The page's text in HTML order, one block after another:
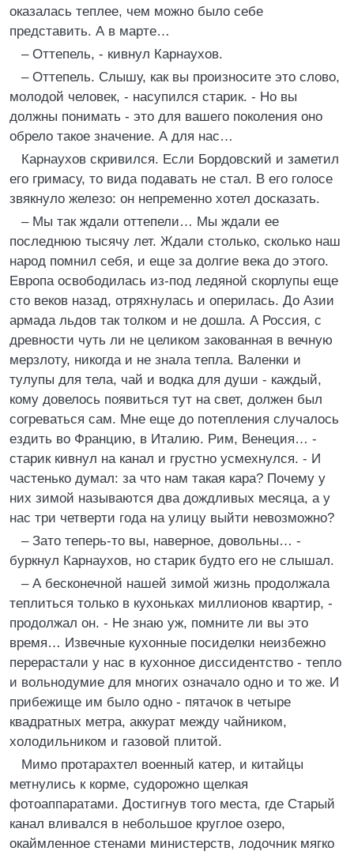
оказалась теплее, чем можно было себе
представить. А в марте…
– Оттепель, - кивнул Карнаухов.
– Оттепель. Слышу, как вы произносите это слово,
молодой человек, - насупился старик. - Но вы
должны понимать - это для вашего поколения оно
обрело такое значение. А для нас…
Карнаухов скривился. Если Бордовский и заметил
его гримасу, то вида подавать не стал. В его голосе
звякнуло железо: он непременно хотел досказать.
– Мы так ждали оттепели… Мы ждали ее
последнюю тысячу лет. Ждали столько, сколько наш
народ помнил себя, и еще за долгие века до этого.
Европа освободилась из-под ледяной скорлупы еще
сто веков назад, отряхнулась и оперилась. До Азии
армада льдов так толком и не дошла. А Россия, с
древности чуть ли не целиком закованная в вечную
мерзлоту, никогда и не знала тепла. Валенки и
тулупы для тела, чай и водка для души - каждый,
кому довелось появиться тут на свет, должен был
согреваться сам. Мне еще до потепления случалось
ездить во Францию, в Италию. Рим, Венеция… -
старик кивнул на канал и грустно усмехнулся. - И
частенько думал: за что нам такая кара? Почему у
них зимой называются два дождливых месяца, а у
нас три четверти года на улицу выйти невозможно?
– Зато теперь-то вы, наверное, довольны… -
буркнул Карнаухов, но старик будто его не слышал.
– А бесконечной нашей зимой жизнь продолжала
теплиться только в кухоньках миллионов квартир, -
продолжал он. - Не знаю уж, помните ли вы это
время… Извечные кухонные посиделки неизбежно
перерастали у нас в кухонное диссидентство - тепло
и вольнодумие для многих означало одно и то же. И
прибежище им было одно - пятачок в четыре
квадратных метра, аккурат между чайником,
холодильником и газовой плитой.
Мимо протарахтел военный катер, и китайцы
метнулись к корме, судорожно щелкая
фотоаппаратами. Достигнув того места, где Старый
канал вливался в небольшое круглое озеро,
окаймленное стенами министерств, лодочник мягко